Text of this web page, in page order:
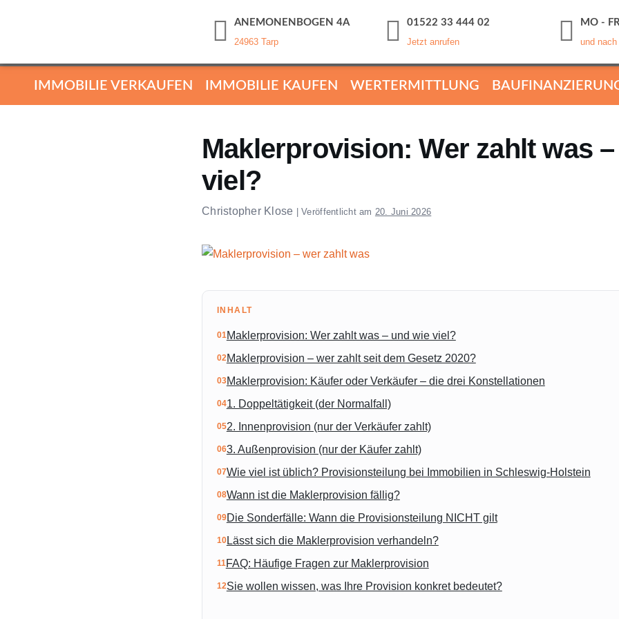
ANEMONENBOGEN 4A
24963 Tarp
01522 33 444 02
Jetzt anrufen
MO -
und nach
IMMOBILIE VERKAUFEN IMMOBILIE KAUFEN WERTERMITTLUNG
Maklerprovision: Wer zahlt was
viel?
Christopher Klose |Veröffentlicht am 20. Juni 2026
INHALT
Maklerprovision: Wer zahlt was – und wie viel?
Maklerprovision – wer zahlt seit dem Gesetz 2020?
Maklerprovision: Käufer oder Verkäufer – die drei Konstellationen
1. Doppeltätigkeit (der Normalfall)
2. Innenprovision (nur der Verkäufer zahlt)
3. Außenprovision (nur der Käufer zahlt)
Wie viel ist üblich? Provisionsteilung bei Immobilien in Schleswig-Holstein
Wann ist die Maklerprovision fällig?
Die Sonderfälle: Wann die Provisionsteilung NICHT gilt
Lässt sich die Maklerprovision verhandeln?
FAQ: Häufige Fragen zur Maklerprovision
Sie wollen wissen, was Ihre Provision konkret bedeutet?